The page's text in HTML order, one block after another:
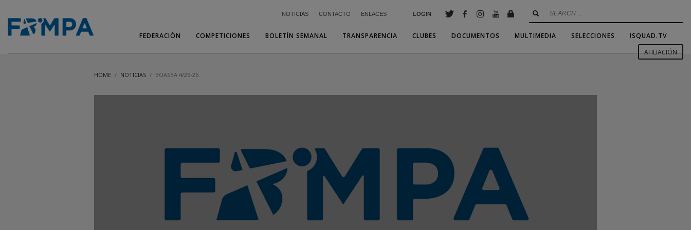
NOTICIAS CONTACTO ENLACES LOGIN
FEDERACIÓN COMPETICIONES BOLETÍN SEMANAL TRANSPARENCIA CLUBES DOCUMENTOS MULTIMEDIA SELECCIONES
ISQUAD.TV
AFILIACIÓN
HOME NOTICIAS BOASBA 4/25-26